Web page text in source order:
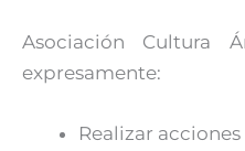
Asociación Cultura
expresamente:
Realizar